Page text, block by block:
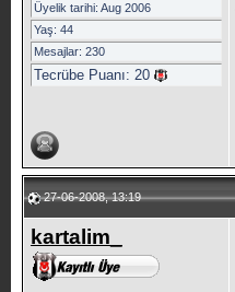
Üyelik tarihi: Aug 2006
Yaş: 44
Mesajlar: 230
Tecrübe Puanı: 20
27-06-2008, 13:19
kartalim_